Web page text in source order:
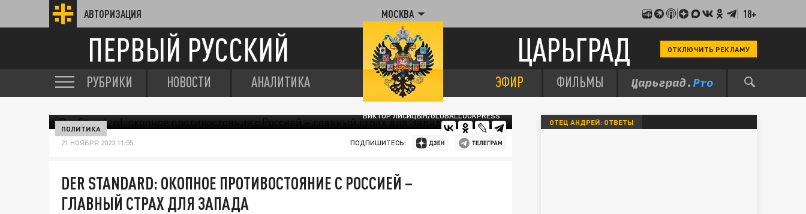
АВТОРИЗАЦИЯ МОСКВА 18+
ПЕРВЫЙ РУССКИЙ ЦАРЬГРАД ОТКЛЮЧИТЬ РЕКЛАМУ
РУБРИКИ НОВОСТИ АНАЛИТИКА ЭФИР ФИЛЬМЫ
ВИКТОР ЛИСИЦЫН/GLOBALLOOKPRESS
ПОЛИТИКА
21 НОЯБРЯ 2023 11:55 ПОДПИШИТЕСЬ:
DER STANDARD: ОКОПНОЕ ПРОТИВОСТОЯНИЕ С РОССИЕЙ –
ГЛАВНЫЙ СТРАХ ДЛЯ ЗАПАДА
ОТЕЦ АНДРЕЙ: ОТВЕТЫ